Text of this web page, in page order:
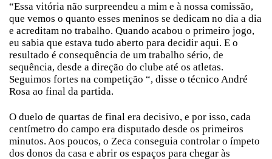
“Essa vitória não surpreendeu a mim e à nossa comissão,
que vemos o quanto esses meninos se dedicam no dia a dia
e acreditam no trabalho. Quando acabou o primeiro jogo,
eu sabia que estava tudo aberto para decidir aqui. E o
resultado é consequência de um trabalho sério, de
sequência, desde a direção do clube até os atletas.
Seguimos fortes na competição “, disse o técnico André
Rosa ao final da partida.
O duelo de quartas de final era decisivo, e por isso, cada
centímetro do campo era disputado desde os primeiros
minutos. Aos poucos, o Zeca conseguia controlar o ímpeto
dos donos da casa e abrir os espaços para chegar às